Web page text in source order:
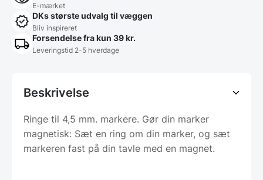
E-mærket
DKs største udvalg til væggen
Bliv inspireret
Forsendelse fra kun 39 kr.
Leveringstid 2-5 hverdage
Beskrivelse
Ringe til 4,5 mm. markere. Gør din marker
magnetisk: Sæt en ring om din marker, og sæt
markeren fast på din tavle med en magnet.